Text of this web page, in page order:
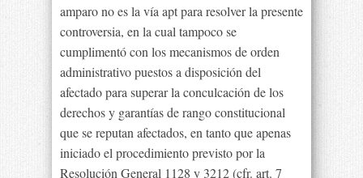
amparo no es la vía apt para resolver la presente
controversia, en la cual tampoco se
cumplimentó con los mecanismos de orden
administrativo puestos a disposición del
afectado para superar la conculcación de los
derechos y garantías de rango constitucional
que se reputan afectados, en tanto que apenas
iniciado el procedimiento previsto por la
Resolución General 1128 y 3212 (cfr. art. 7